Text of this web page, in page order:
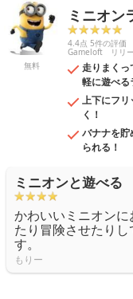
無料
ミニオン
4.4点 5件の評価
Gameloft リリ
走りまくっ
軽に遊べる
上下にフリ
く！
バナナを貯
られる！
ミニオンと遊べる
かわいいミニオン
たり冒険させたりし
す。
もりー